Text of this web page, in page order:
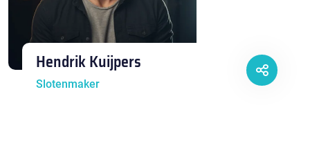
Hendrik Kuijpers
Slotenmaker